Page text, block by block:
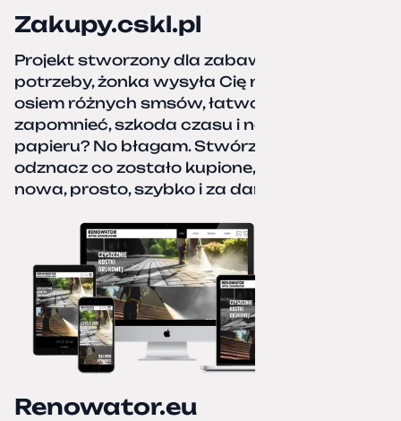
Zakupy.cskl.pl
Projekt stworzony dla zabawy i realnej
potrzeby, żonka wysyła Cię na zakupy,
osiem różnych smsów, łatwo coś pominać,
zapomnieć, szkoda czasu i nerwów. Kartka
papieru? No błagam. Stwórz listę zakupów,
odznacz co zostało kupione, zacznij od
nowa, prosto, szybko i za darmo.
Renowator.eu